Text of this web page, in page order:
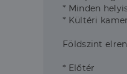
* Minden
* Kültéri
Földszint
* Előtér